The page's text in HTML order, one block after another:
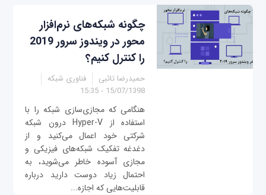
چگونه شبکه‌های نرم‌افزار
محور در ویندوز سرور 2019
را کنترل کنیم؟
حمیدرضا تائبی
فناوری شبکه
15/07/1398 - 15:35
هنگامی که مجازی‌سازی شبکه را با
استفاده از Hyper-V درون شبکه
شرکتی خود اعمال می‌کنید و از
دغدغه تفکیک شبکه‌های فیزیکی و
مجازی آسوده خاطر می‌شوید، به
احتمال زیاد دوست دارید درباره
قابلیت‌هایی که اجازه...